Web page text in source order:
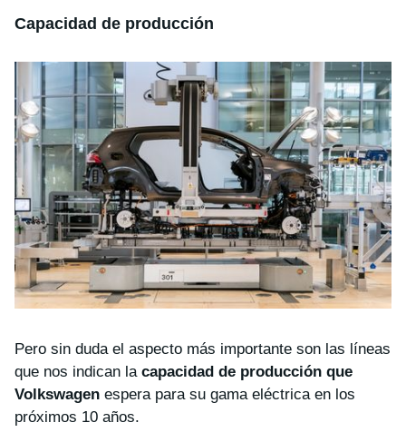
Capacidad de producción
Pero sin duda el aspecto más importante son las líneas
que nos indican la capacidad de producción que
Volkswagen espera para su gama eléctrica en los
próximos 10 años.